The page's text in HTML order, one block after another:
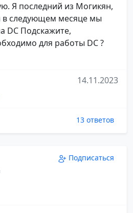
Я последний из Могикян,
в следующем месяце мы
DC Подскажите,
для работы DC ?
14.11.2023
13 ответов
Подписаться